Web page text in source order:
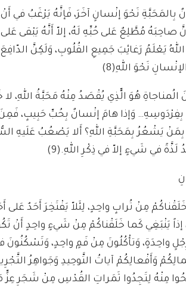
بِالمَحَبَّةِ نَحْوَ إنْسانٍ آخَرَ، فَإنَّهُ يَرْغَبُ في أَنْ
صاحِبَهُ مُطَّلِعٌ عَلى حُبِّهِ لَهُ، إلاّ أَنَّهُ يَبْقى
يَعْلَمُ رَغائِبَ جَمِيعِ القُلُوبِ، وَلَكِنَّ
نَحْوَ اللهِ(8)
الُمناجاةِ هُوَ الّّذِي يُقْصَدُ مِنْهُ مَحَبَّةُ اللهِ، لا
بِفِرْدَوسِهِ… وَإذا هامَ إنْسانٌ بِحُبِّ حَبِيبٍ،
يَشْعُرُ بِمَحَبَّةِ اللهِ؟ أَلا يَصْعُبُ عَلَيهِ
لَذَّةً في شَيءٍ إلاّ في ذِكْرِ اللهِ.(9)
مِنْ تُرابٍ واحِدٍ، لِئَلاّ يَفْتَخِرَ أَحَدٌ عَلى
يَنْبَغِي كَما خَلَقْناكُمْ مِنْ شَيءٍ واحِدٍ أَنْ
واحِدَةٍ، وَتأْكُلُونَ مِنْ فَمٍ واحِدٍ،
وَأَفْعالِكُمْ آياتُ التَّوحِيدِ وَجَواهِرُ
مِنْهُ لِتَجِدُوا ثَمَراتِ القُدْسِ مِنْ شَجَرِ عِزٍّ